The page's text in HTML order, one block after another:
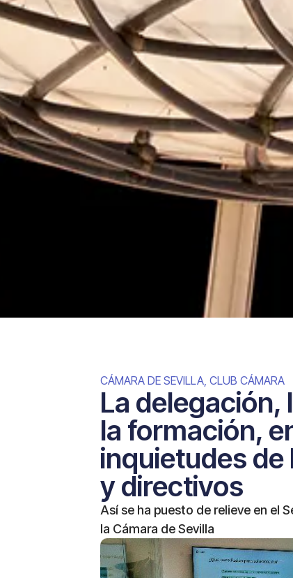
CÁMARA DE SEVILLA ,CLUB CÁMARA
La delegación,
la formación,
inquietudes
y directivos
Así se ha puesto de relieve en el
la Cámara de Sevilla